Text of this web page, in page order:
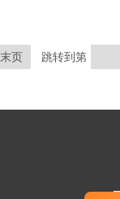
末页 跳转到第